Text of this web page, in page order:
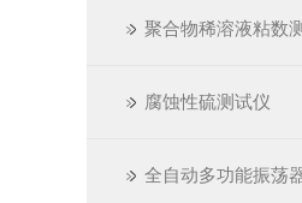
聚合物稀溶液粘数
腐蚀性硫测试仪
全自动多功能振荡